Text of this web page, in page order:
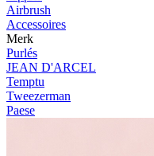
Airbrush
Accessoires
Merk
Purlés
JEAN D'ARCEL
Temptu
Tweezerman
Paese